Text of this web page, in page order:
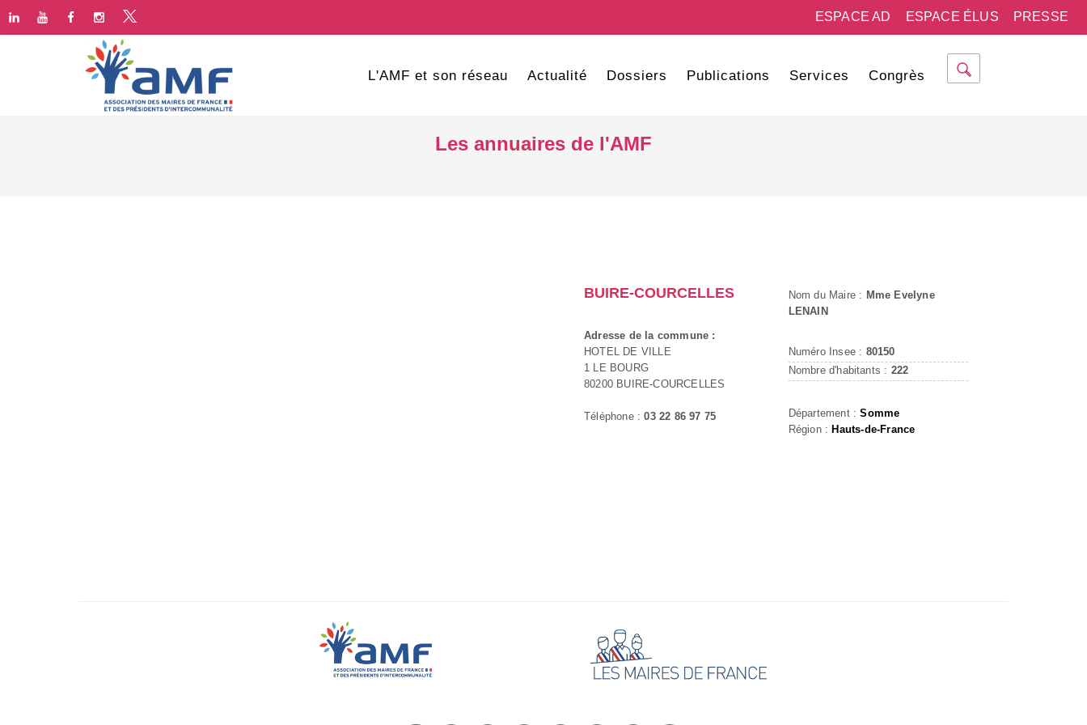
PRESSE
ESPACE ÉLUS
ESPACE AD
L'AMF et son réseau Actualité Dossiers Publications Services Congrès
Les annuaires de l'AMF
BUIRE-COURCELLES
Adresse de la commune :
HOTEL DE VILLE
1 LE BOURG
80200 BUIRE-COURCELLES
Téléphone :03 22 86 97 75
Nom du Maire : Mme Evelyne
LENAIN
Numéro Insee : 80150
Nombre d'habitants : 222
Département :Somme
Région : Hauts-de-France